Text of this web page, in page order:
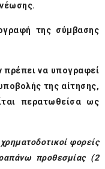
της σύμβασης
να υπογραφεί
της αίτησης,
περατωθείσα ως
φορείς
προθεσμίας (2